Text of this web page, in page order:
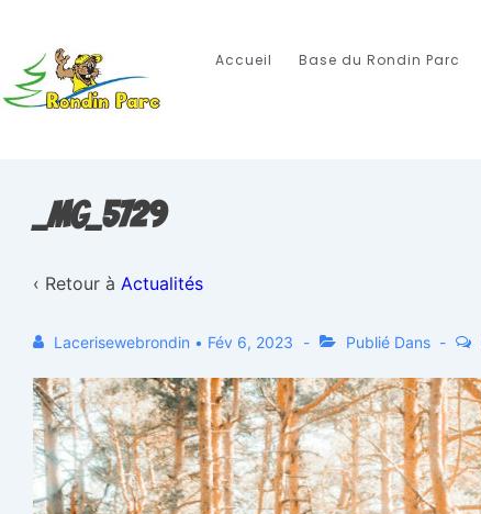
Accueil Base du Rondin Parc
_MG_5729
‹ Retour à Actualités
Lacerisewebrondin • Fév 6, 2023 Publié Dans